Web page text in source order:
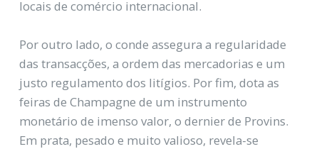
locais de comércio internacional.
Por outro lado, o conde assegura a regularidade
das transacções, a ordem das mercadorias e um
justo regulamento dos litígios. Por fim, dota as
feiras de Champagne de um instrumento
monetário de imenso valor, o dernier de Provins.
Em prata, pesado e muito valioso, revela-se